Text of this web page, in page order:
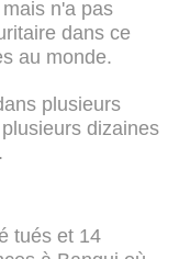
n'a pas
dans ce
au monde.
plusieurs
dizaines
tués et 14